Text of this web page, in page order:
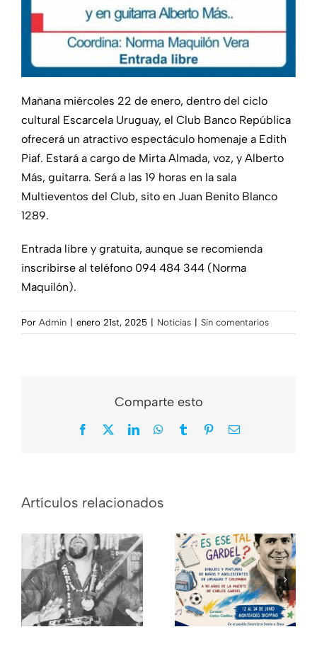
Mañana miércoles 22 de enero, dentro del ciclo
cultural Escarcela Uruguay, el Club Banco República
ofrecerá un atractivo espectáculo homenaje a Edith
Piaf. Estará a cargo de Mirta Almada, voz, y Alberto
Más, guitarra. Será a las 19 horas en la sala
Multieventos del Club, sito en Juan Benito Blanco
1289.
Entrada libre y gratuita, aunque se recomienda
inscribirse al teléfono 094 484 344 (Norma
Maquilón).
Por Admin enero 21st, 2025 Noticias Sin comentarios
Comparte esto
Facebook LinkedInWhatsApp
Tumblr PinterestCorreo
Artículos relacionados
«Chichito»